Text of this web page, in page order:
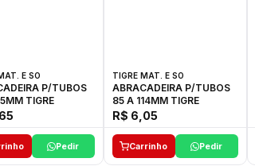
E SO
P/TUBOS
TIGRE
Pedir
TIGRE MAT. E SO
ABRACADEIRA P/TUBOS
85 A 114MM TIGRE
R$ 6,05
Carrinho Pedir